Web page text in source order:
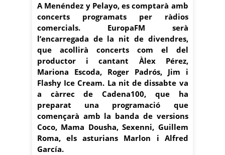
A Menéndez y Pelayo, es comptarà amb
concerts programats per ràdios
comercials. EuropaFM serà
l’encarregada de la nit de divendres,
que acollirà concerts com el del
productor i cantant Àlex Pérez,
Mariona Escoda, Roger Padrós, Jim i
Flashy Ice Cream. La nit de dissabte va
a càrrec de Cadena100, que ha
preparat una programació que
començarà amb la banda de versions
Coco, Mama Dousha, Sexenni, Guillem
Roma, els asturians Marlon i Alfred
García.